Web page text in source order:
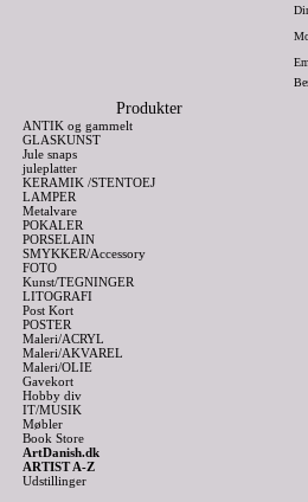
Produkter
ANTIK og gammelt
GLASKUNST
Jule snaps
juleplatter
KERAMIK /STENTOEJ
LAMPER
Metalvare
POKALER
PORSELAIN
SMYKKER/Accessory
FOTO
Kunst/TEGNINGER
LITOGRAFI
Post Kort
POSTER
Maleri/ACRYL
Maleri/AKVAREL
Maleri/OLIE
Gavekort
Hobby div
IT/MUSIK
Møbler
Book Store
ArtDanish.dk
ARTIST A-Z
Udstillinger